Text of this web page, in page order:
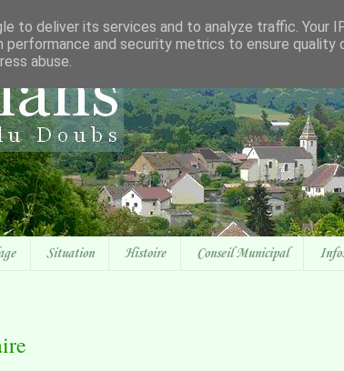
Situation Histoire Conseil Municipal
to deliver its services and to analyze traffic. Your
performance and security metrics to ensure quality
abuse.